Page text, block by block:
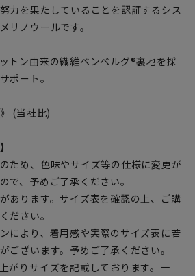
力を果たしていることを認証するシス
リノウールです。
トン由来の繊維ベンベルグ®裏地を採
ポート。
(当社比)
ため、色味やサイズ等の仕様に変更が
で、予めご了承ください。
あります。サイズ表を確認の上、ご購
ださい。
により、着用感や実際のサイズ表に若
ございます。予めご了承ください。
がりサイズを記載しております。一